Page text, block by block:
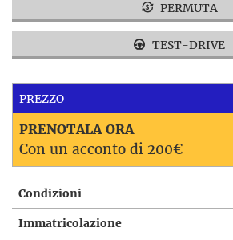
PERMUTA
TEST-DRIVE
PREZZO
PRENOTALA ORA
Con un acconto di 200€
Condizioni
Immatricolazione